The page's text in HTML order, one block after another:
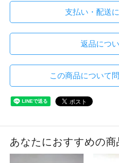
支払い・配送
返品につ
この商品について
あなたにおすすめの商